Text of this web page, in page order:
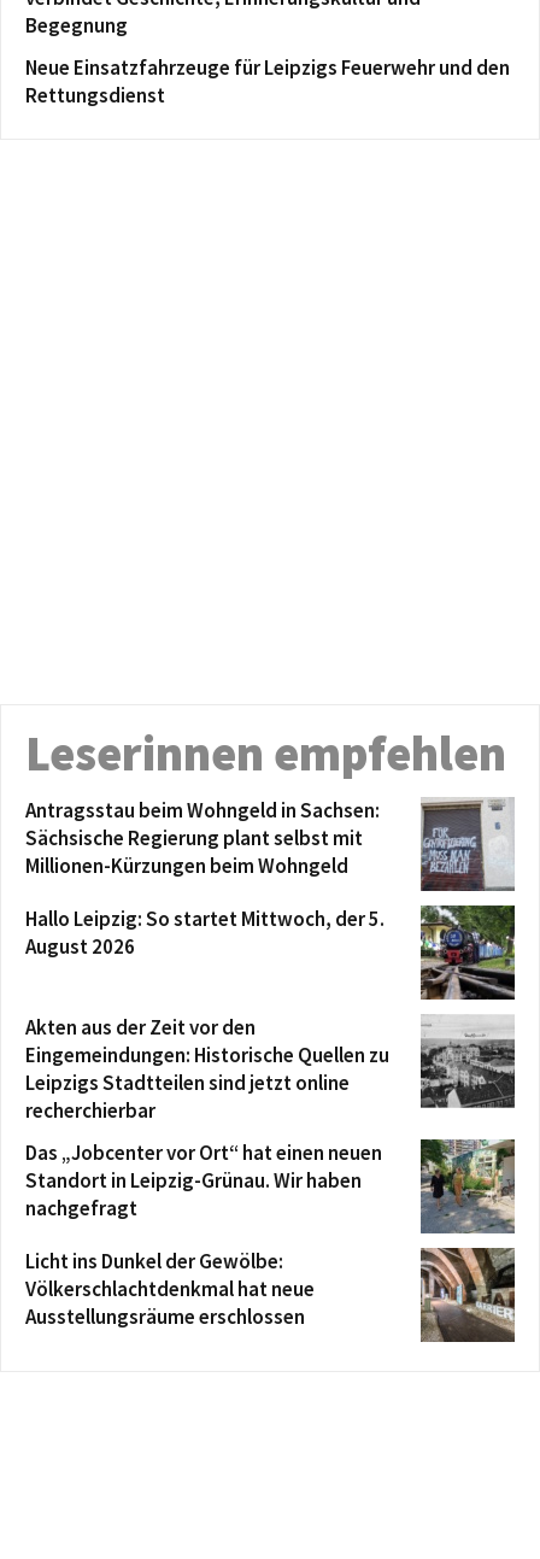
Begegnung
Neue Einsatzfahrzeuge für Leipzigs Feuerwehr und den
Rettungsdienst
Leserinnen empfehlen
Antragsstau beim Wohngeld in Sachsen:
Sächsische Regierung plant selbst mit
Millionen-Kürzungen beim Wohngeld
Hallo Leipzig: So startet Mittwoch, der 5.
August 2026
Akten aus der Zeit vor den
Eingemeindungen: Historische Quellen zu
Leipzigs Stadtteilen sind jetzt online
recherchierbar
Das „Jobcenter vor Ort“ hat einen neuen
Standort in Leipzig-Grünau. Wir haben
nachgefragt
Licht ins Dunkel der Gewölbe:
Völkerschlachtdenkmal hat neue
Ausstellungsräume erschlossen